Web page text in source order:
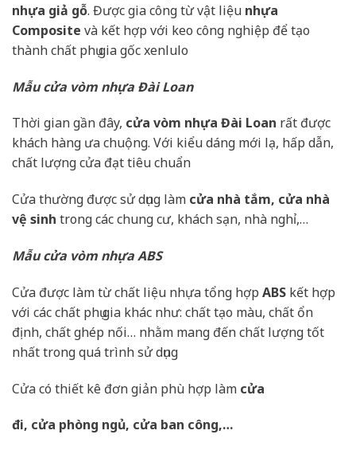
nhựa giả gỗ. Được gia công từ vật liệu nhựa
Composite và kết hợp với keo công nghiệp để tạo
thành chất phụ gia gốc xenlulo
Mẫu cửa vòm nhựa Đài Loan
Thời gian gần đây, cửa vòm nhựa Đài Loan rất được
khách hàng ưa chuộng. Với kiểu dáng mới lạ, hấp dẫn,
chất lượng cửa đạt tiêu chuẩn
Cửa thường được sử dụng làm cửa nhà tắm, cửa nhà
vệ sinh trong các chung cư, khách sạn, nhà nghỉ,…
Mẫu cửa vòm nhựa ABS
Cửa được làm từ chất liệu nhựa tổng hợp ABS kết hợp
với các chất phụ gia khác như: chất tạo màu, chất ổn
định, chất ghép nối… nhằm mang đến chất lượng tốt
nhất trong quá trình sử dụng
Cửa có thiết kê đơn giản phù hợp làm cửa
đi, cửa phòng ngủ, cửa ban công,…